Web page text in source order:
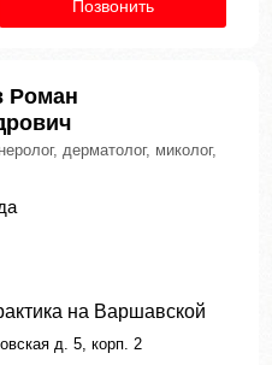
Позвонить
Роман
дерматолог, миколог,
на Варшавской
д. 5, корп. 2